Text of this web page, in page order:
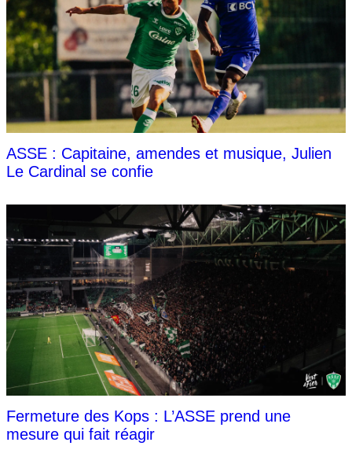
ASSE : Capitaine, amendes et musique, Julien
Le Cardinal se confie
Fermeture des Kops : L’ASSE prend une
mesure qui fait réagir